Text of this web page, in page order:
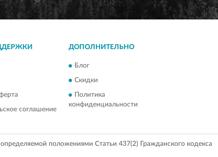
соглашение
ДОПОЛНИТЕЛЬНО
Блог
Скидки
Политика
конфиденциальности
положениями Статьи 437(2) Гражданского кодекса